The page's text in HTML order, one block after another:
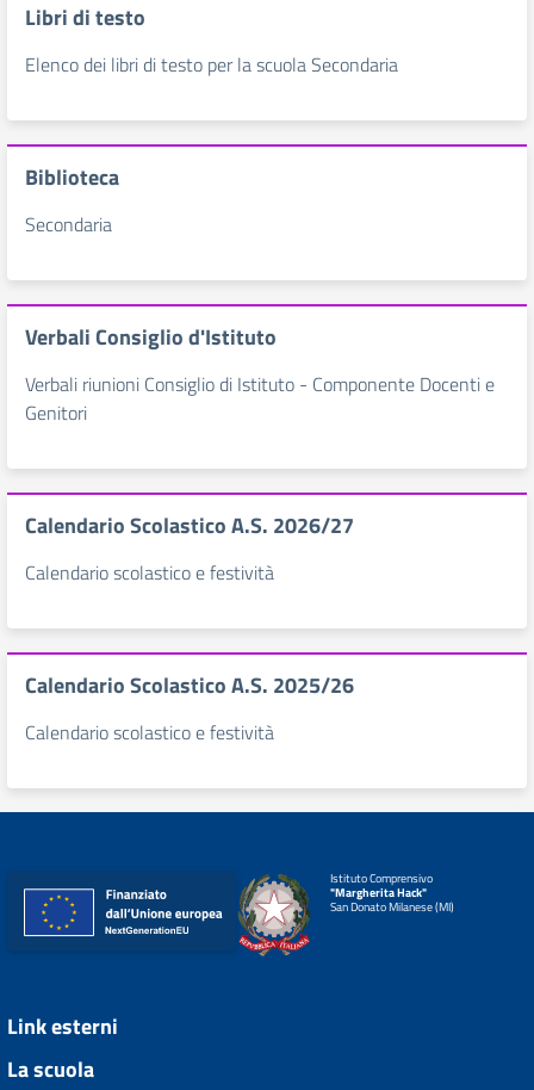
Libri di testo
Elenco dei libri di testo per la scuola Secondaria
Biblioteca
Secondaria
Verbali Consiglio d'Istituto
Verbali riunioni Consiglio di Istituto - Componente Docenti e
Genitori
Calendario Scolastico A.S. 2026/27
Calendario scolastico e festività
Calendario Scolastico A.S. 2025/26
Calendario scolastico e festività
Istituto Comprensivo
"Margherita Hack"
San Donato Milanese (MI)
Link esterni
La scuola